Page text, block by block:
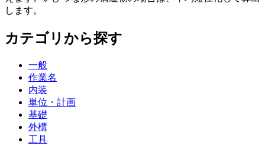
します。
カテゴリから探す
一般
作業名
内装
単位・計画
基礎
外構
工具